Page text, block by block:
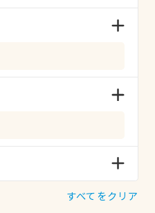
すべてをクリア